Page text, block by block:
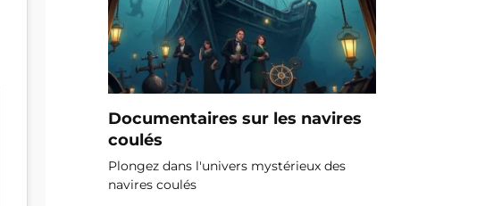
Documentaires sur les navires
coulés
Plongez dans l'univers mystérieux des
navires coulés